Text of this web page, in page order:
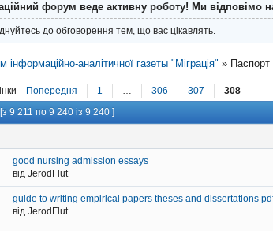
форум веде активну роботу! Ми відповімо
до обговорення тем, що вас цікавлять.
інформаційно-аналітичної газеты "Міграція" » Паспорт
Попередня 1 … 306 307 308
9 211 по 9 240 із 9 240 ]
good nursing admission essays
від JerodFlut
guide to writing empirical papers theses and dissertations
від JerodFlut